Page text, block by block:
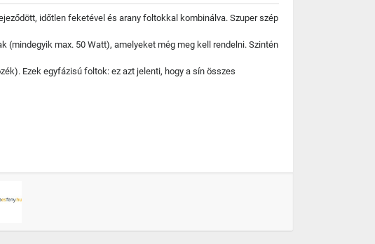
időtlen feketével és arany foltokkal kombinálva. Szuper szép
(mindegyik max. 50 Watt), amelyeket még meg kell rendelni. Szintén
Ezek egyfázisú foltok: ez azt jelenti, hogy a sín összes